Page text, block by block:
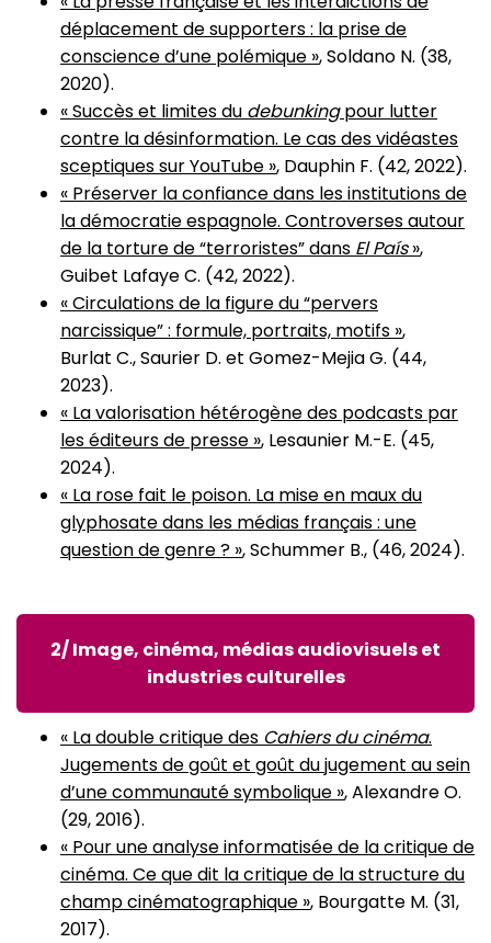
déplacement de supporters : la prise de
conscience d’une polémique », Soldano N. (38,
2020).
« Succès et limites du debunkingpour lutter
contre la désinformation. Le cas des vidéastes
sceptiques sur YouTube », Dauphin F. (42, 2022).
« Préserver la confiance dans les institutions de
la démocratie espagnole. Controverses autour
de la torture de “terroristes” dans El País»,
Guibet Lafaye C. (42, 2022).
« Circulations de la figure du “pervers
narcissique” : formule, portraits, motifs »,
Burlat C., Saurier D. et Gomez-Mejia G. (44,
2023).
« La valorisation hétérogène des podcasts par
les éditeurs de presse », Lesaunier M.-E. (45,
2024).
« La rose fait le poison. La mise en maux du
glyphosate dans les médias français : une
question de genre ? », Schummer B., (46, 2024).
2/ Image, cinéma, médias audiovisuels et
industries culturelles
« La double critique des Cahiers du cinéma.
Jugements de goût et goût du jugement au sein
d’une communauté symbolique », Alexandre O.
(29, 2016).
« Pour une analyse informatisée de la critique de
cinéma. Ce que dit la critique de la structure du
champ cinématographique », Bourgatte M. (31,
2017).